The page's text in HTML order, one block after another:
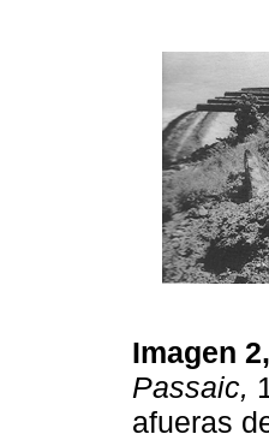
Imagen
Passaic,
afueras